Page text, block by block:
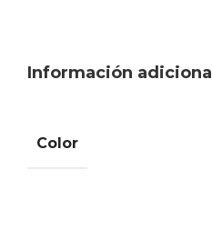
Información adicional
Color